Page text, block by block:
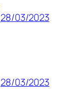
28/03/2023
28/03/2023